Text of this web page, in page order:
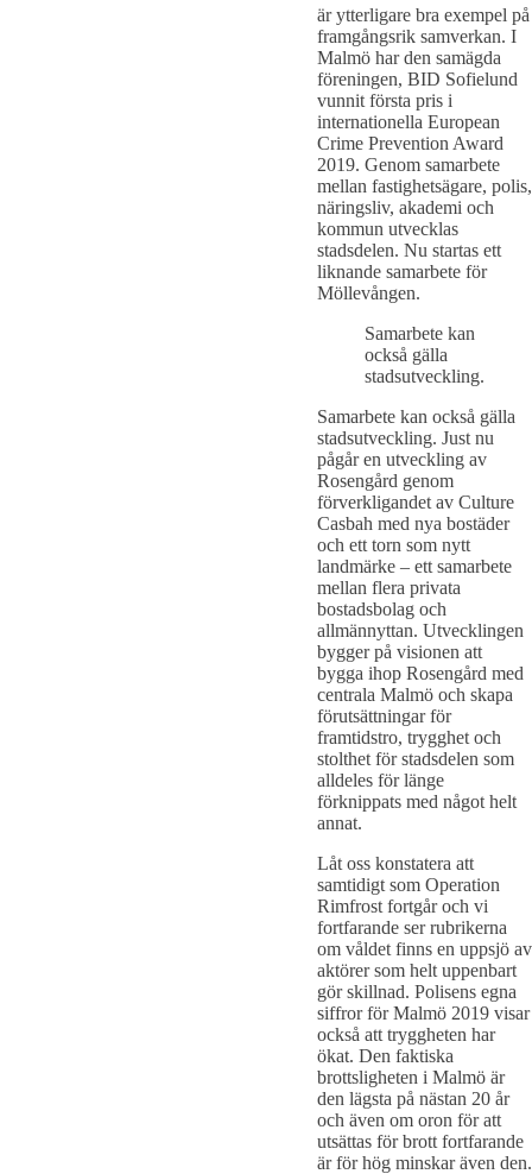
är ytterligare bra exempel på
framgångsrik samverkan. I
Malmö har den samägda
föreningen, BID Sofielund
vunnit första pris i
internationella European
Crime Prevention Award
2019. Genom samarbete
mellan fastighetsägare, polis,
näringsliv, akademi och
kommun utvecklas
stadsdelen. Nu startas ett
liknande samarbete för
Möllevången.
Samarbete kan
också gälla
stadsutveckling.
Samarbete kan också gälla
stadsutveckling. Just nu
pågår en utveckling av
Rosengård genom
förverkligandet av Culture
Casbah med nya bostäder
och ett torn som nytt
landmärke – ett samarbete
mellan flera privata
bostadsbolag och
allmännyttan. Utvecklingen
bygger på visionen att
bygga ihop Rosengård med
centrala Malmö och skapa
förutsättningar för
framtidstro, trygghet och
stolthet för stadsdelen som
alldeles för länge
förknippats med något helt
annat.
Låt oss konstatera att
samtidigt som Operation
Rimfrost fortgår och vi
fortfarande ser rubrikerna
om våldet finns en uppsjö av
aktörer som helt uppenbart
gör skillnad. Polisens egna
siffror för Malmö 2019 visar
också att tryggheten har
ökat. Den faktiska
brottsligheten i Malmö är
den lägsta på nästan 20 år
och även om oron för att
utsättas för brott fortfarande
är för hög minskar även den.